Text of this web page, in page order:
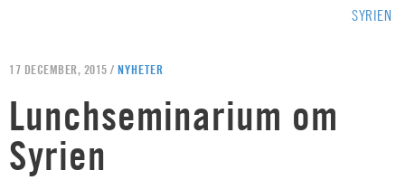
SYRIEN
17 DECEMBER, 2015 / NYHETER
Lunchseminarium om
Syrien